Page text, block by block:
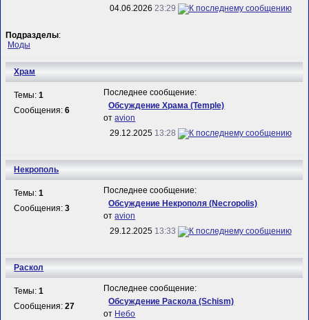
04.06.2026 23:29
Подразделы:
Моды
Храм
Темы:1
Сообщения:6
Последнее сообщение:
Обсуждение Храма (Temple)
отavion
29.12.2025 13:28
Некрополь
Темы:1
Сообщения:3
Последнее сообщение:
Обсуждение Некрополя (Necropolis)
отavion
29.12.2025 13:33
Раскол
Темы:1
Сообщения:27
Последнее сообщение:
Обсуждение Раскола (Schism)
от Небо